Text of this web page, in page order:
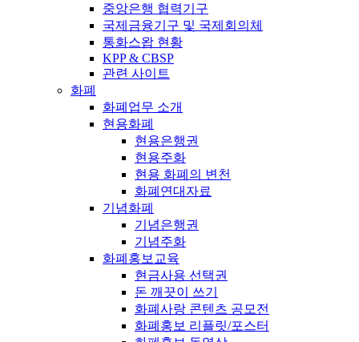
중앙은행 협력기구
국제금융기구 및 국제회의체
통화스왑 현황
KPP & CBSP
관련 사이트
화폐
화폐업무 소개
현용화폐
현용은행권
현용주화
현용 화폐의 변천
화폐연대자료
기념화폐
기념은행권
기념주화
화폐홍보교육
현금사용 선택권
돈 깨끗이 쓰기
화폐사랑 콘텐츠 공모전
화폐홍보 리플릿/포스터